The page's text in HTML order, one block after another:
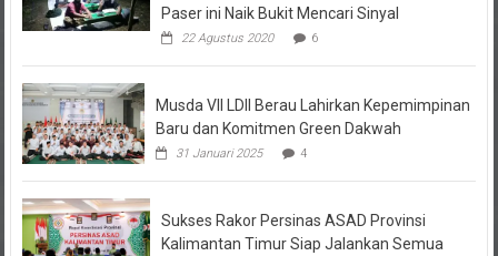
22 Agustus 2020 6
Baru dan Komitmen Green Dakwah
31 Januari 2025 4
Kalimantan Timur Siap Jalankan Semua
Program